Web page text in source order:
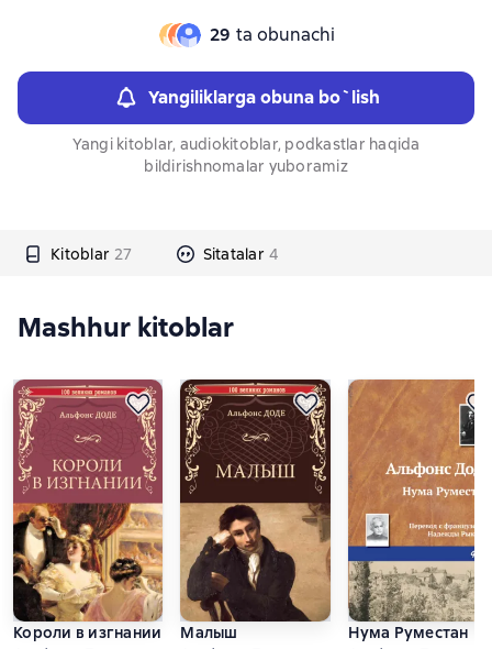
29 ta obunachi
Yangiliklarga obuna bo`lish
Yangi kitoblar, audiokitoblar, podkastlar haqida
bildirishnomalar yuboramiz
Kitoblar 27 Sitatalar 4
Mashhur kitoblar
Короли в изгнании
Малыш
Нума Руместан